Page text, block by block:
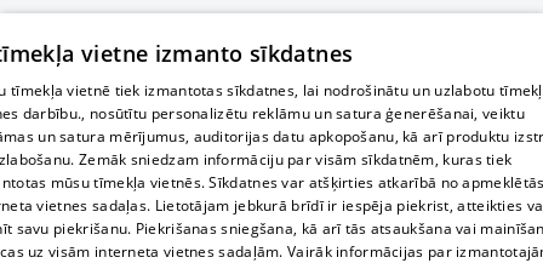
vietne izmanto sīkdatnes
tīmekļa vietnē tiek izmantotas sīkdatnes, lai nodrošinātu un uzlabotu
darbību., nosūtītu personalizētu reklāmu un satura ģenerēšanai, veiktu
un satura mērījumus, auditorijas datu apkopošanu, kā arī produktu
Zemāk sniedzam informāciju par visām sīkdatnēm, kuras tiek
mūsu tīmekļa vietnēs. Sīkdatnes var atšķirties atkarībā no
vietnes sadaļas. Lietotājam jebkurā brīdī ir iespēja piekrist, atteikties
savu piekrišanu. Piekrišanas sniegšana, kā arī tās atsaukšana vai
uz visām interneta vietnes sadaļām. Vairāk informācijas par